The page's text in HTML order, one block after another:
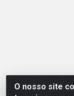
O nosso site
Linhavix